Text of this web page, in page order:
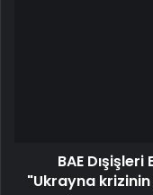
BAE
"Ukrayna